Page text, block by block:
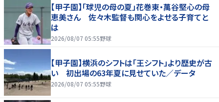
【甲子園】「球児の母の夏」花巻東・萬谷堅心の母
恵美さん 佐々木監督も関心をよせる子育てと
は
2026/08/07 05:55野球
【甲子園】横浜のシフトは「王シフト」より歴史が古
い 初出場の63年夏に見せていた／データ
2026/08/07 05:55野球